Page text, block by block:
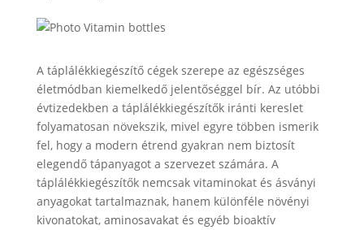
A táplálékkiegészítő cégek szerepe az egészséges
életmódban kiemelkedő jelentőséggel bír. Az utóbbi
évtizedekben a táplálékkiegészítők iránti kereslet
folyamatosan növekszik, mivel egyre többen ismerik
fel, hogy a modern étrend gyakran nem biztosít
elegendő tápanyagot a szervezet számára. A
táplálékkiegészítők nemcsak vitaminokat és ásványi
anyagokat tartalmaznak, hanem különféle növényi
kivonatokat, aminosavakat és egyéb bioaktív